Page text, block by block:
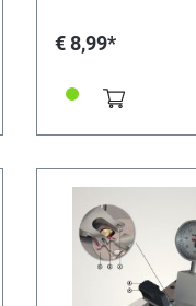
€ 8,99*